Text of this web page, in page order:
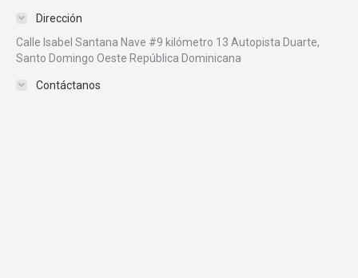
Dirección
Calle Isabel Santana Nave #9 kilómetro 13 Autopista Duarte,
Santo Domingo Oeste República Dominicana
Contáctanos